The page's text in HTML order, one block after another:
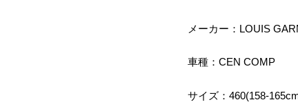
メーカー：LOUIS
車種：CEN COMP
サイズ：460(158-